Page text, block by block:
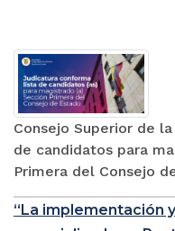
Consejo Superior de
de candidatos para
Primera del Consejo
“La implementación